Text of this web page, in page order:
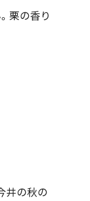
栗の香り
井の秋の